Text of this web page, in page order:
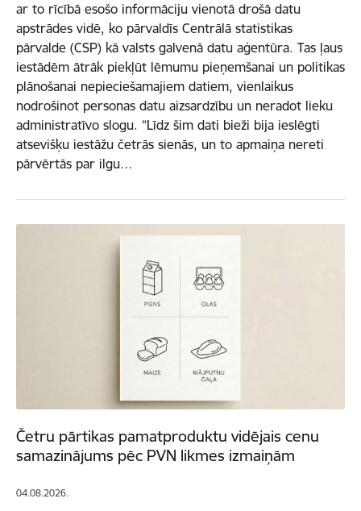
ar to rīcībā esošo informāciju vienotā drošā datu
apstrādes vidē, ko pārvaldīs Centrālā statistikas
pārvalde (CSP) kā valsts galvenā datu aģentūra. Tas ļaus
iestādēm ātrāk piekļūt lēmumu pieņemšanai un politikas
plānošanai nepieciešamajiem datiem, vienlaikus
nodrošinot personas datu aizsardzību un neradot lieku
administratīvo slogu. “Līdz šim dati bieži bija ieslēgti
atsevišķu iestāžu četrās sienās, un to apmaiņa nereti
pārvērtās par ilgu…
Četru pārtikas pamatproduktu vidējais cenu
samazinājums pēc PVN likmes izmaiņām
04.08.2026.